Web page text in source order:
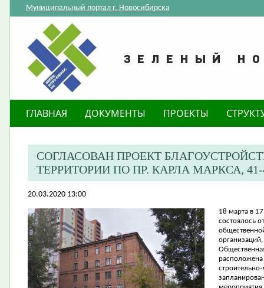
Муниципальный портал г. Новосибирска
ГЛАВНАЯ ДОКУМЕНТЫ ПРОЕКТЫ
СОГЛАСОВАН ПРОЕКТ
ТЕРРИТОРИИ ПО ПР. КАРЛА МАРКСА, 41-
20.03.2020 13:00
18 марта в
состоялось